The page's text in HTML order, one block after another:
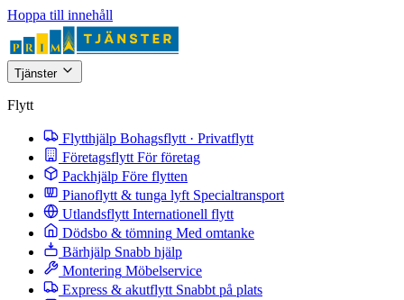
Hoppa till innehåll
Tjänster
Flytt
Flytthjälp Bohagsflytt · Privatflytt
Företagsflytt För företag
Packhjälp Före flytten
Pianoflytt & tunga lyft Specialtransport
Utlandsflytt Internationell flytt
Dödsbo & tömning Med omtanke
Bärhjälp Snabb hjälp
Montering Möbelservice
Express & akutflytt Snabbt på plats